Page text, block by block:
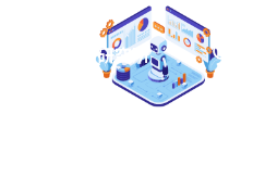
ケティング研究所